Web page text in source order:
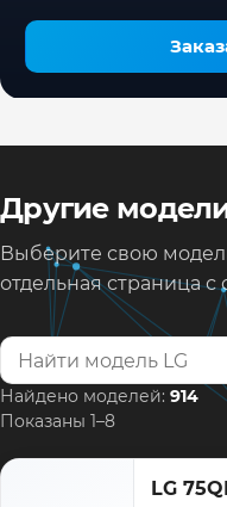
Другие
Выберите свою
отдельная страница
Найти модель
Найдено моделей: 914
Показаны 1–8
LG